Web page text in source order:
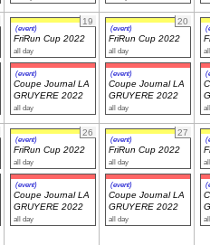
19
(event)
FriRun Cup 2022
all day
(event)
Coupe Journal LA
GRUYERE 2022
all day
20
(event)
FriRun Cup 2022
all day
(event)
Coupe Journal LA
GRUYERE 2022
all day
26
(event)
FriRun Cup 2022
all day
(event)
Coupe Journal LA
GRUYERE 2022
all day
27
(event)
FriRun Cup 2022
all day
(event)
Coupe Journal LA
GRUYERE 2022
all day